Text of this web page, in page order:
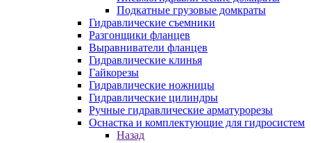
Подкатные грузовые домкраты
Гидравлические съемники
Разгонщики фланцев
Выравниватели фланцев
Гидравлические клинья
Гайкорезы
Гидравлические ножницы
Гидравлические цилиндры
Ручные гидравлические арматурорезы
Оснастка и комплектующие для гидросистем
Назад